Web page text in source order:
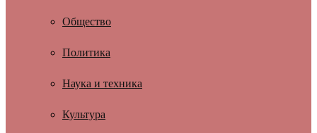
Общество
Политика
Наука и техника
Культура